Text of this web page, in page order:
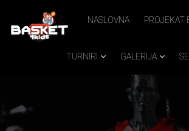
NASLOVNA PROJEKAT
TURNIRI GALERIJA